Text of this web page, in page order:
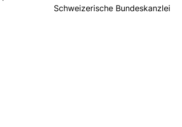
Schweizerische Bundeskanzlei